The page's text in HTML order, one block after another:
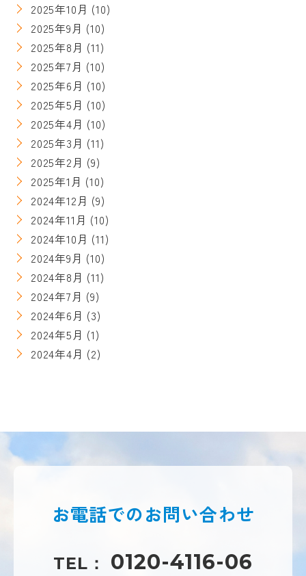
2025年10月 (10)
2025年9月 (10)
2025年8月 (11)
2025年7月 (10)
2025年6月 (10)
2025年5月 (10)
2025年4月 (10)
2025年3月 (11)
2025年2月 (9)
2025年1月 (10)
2024年12月 (9)
2024年11月 (10)
2024年10月 (11)
2024年9月 (10)
2024年8月 (11)
2024年7月 (9)
2024年6月 (3)
2024年5月 (1)
2024年4月 (2)
お電話でのお問い合わせ
TEL： 0120-4116-06